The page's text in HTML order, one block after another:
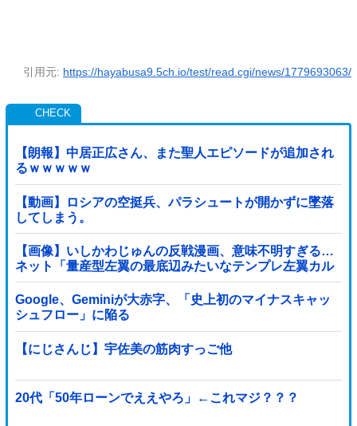
引用元: https://hayabusa9.5ch.io/test/read.cgi/news/1779693063/
【朗報】中居正広さん、また聖人エピソードが追加され
るｗｗｗｗｗ
【動画】ロシアの空挺兵、パラシュートが開かずに墜落
してしまう。
【画像】いしかわじゅんの反戦漫画、意味不明すぎる…
ネット「量産型左翼の最底辺みたいなテンプレ左翼カル
ト陰謀妄想漫画しか描けなくなってる」
Google、Geminiが大赤字、「史上初のマイナスキャッ
シュフロー」に陥る
【にじさんじ】宇佐美の筋肉すっご他
20代「50年ローンでええやろ」←これマジ？？？